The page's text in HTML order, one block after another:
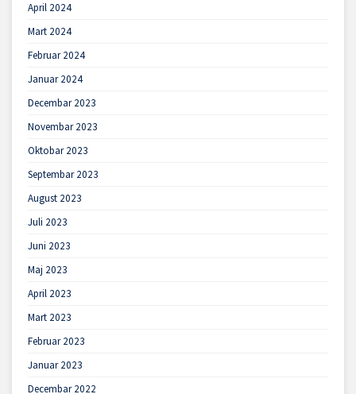
April 2024
Mart 2024
Februar 2024
Januar 2024
Decembar 2023
Novembar 2023
Oktobar 2023
Septembar 2023
August 2023
Juli 2023
Juni 2023
Maj 2023
April 2023
Mart 2023
Februar 2023
Januar 2023
Decembar 2022